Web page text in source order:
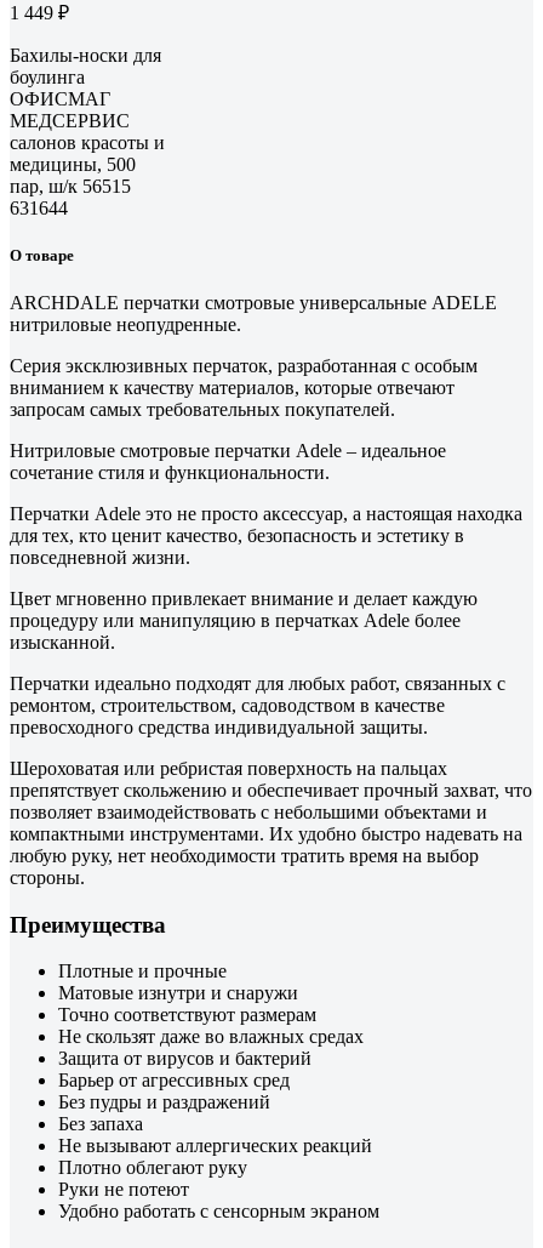
1 449 ₽
Бахилы-носки для
боулинга
ОФИСМАГ
МЕДСЕРВИС
салонов красоты и
медицины, 500
пар, ш/к 56515
631644
О товаре
ARCHDALE перчатки смотровые универсальные ADELE
нитриловые неопудренные.
Серия эксклюзивных перчаток, разработанная с особым
вниманием к качеству материалов, которые отвечают
запросам самых требовательных покупателей.
Нитриловые смотровые перчатки Adele – идеальное
сочетание стиля и функциональности.
Перчатки Adele это не просто аксессуар, а настоящая находка
для тех, кто ценит качество, безопасность и эстетику в
повседневной жизни.
Цвет мгновенно привлекает внимание и делает каждую
процедуру или манипуляцию в перчатках Adele более
изысканной.
Перчатки идеально подходят для любых работ, связанных с
ремонтом, строительством, садоводством в качестве
превосходного средства индивидуальной защиты.
Шероховатая или ребристая поверхность на пальцах
препятствует скольжению и обеспечивает прочный захват, что
позволяет взаимодействовать с небольшими объектами и
компактными инструментами. Их удобно быстро надевать на
любую руку, нет необходимости тратить время на выбор
стороны.
Преимущества
Плотные и прочные
Матовые изнутри и снаружи
Точно соответствуют размерам
Не скользят даже во влажных средах
Защита от вирусов и бактерий
Барьер от агрессивных сред
Без пудры и раздражений
Без запаха
Не вызывают аллергических реакций
Плотно облегают руку
Руки не потеют
Удобно работать с сенсорным экраном